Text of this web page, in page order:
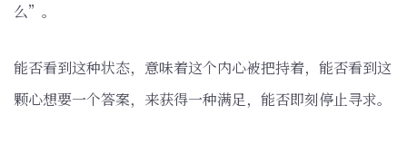
么”。
能否看到这种状态，意味着这个内心被把持着，能否看到这
颗心想要一个答案，来获得一种满足，能否即刻停止寻求。